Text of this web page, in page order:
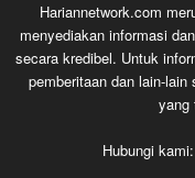
Hariannetwork.com
menyediakan informasi
secara kredibel. Untuk
pemberitaan dan lain-
yang
Hubungi kami: